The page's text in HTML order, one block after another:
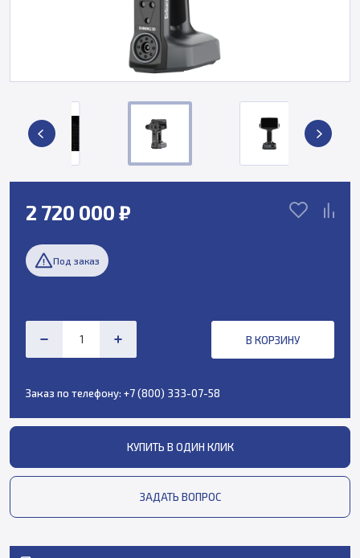
2 720 000 ₽
Под заказ
В КОРЗИНУ
Заказ по телефону: +7 (800) 333-07-58
КУПИТЬ В ОДИН КЛИК
ЗАДАТЬ ВОПРОС